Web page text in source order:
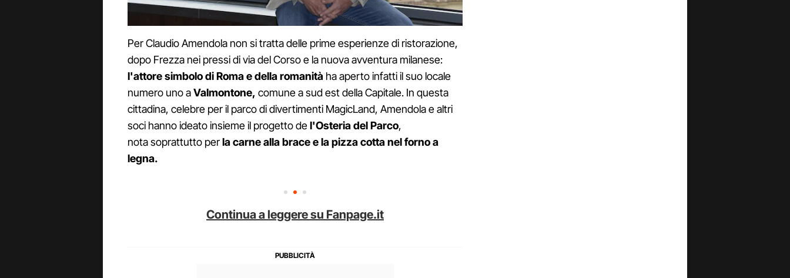
Per Claudio Amendola non si tratta delle prime esperienze di ristorazione,
dopo Frezza nei pressi di via del Corso e la nuova avventura milanese:
l'attore simbolo di Roma e della romanità ha aperto infatti il suo locale
numero uno aValmontone, comune a sud est della Capitale. In questa
cittadina, celebre per il parco di divertimenti MagicLand, Amendola e altri
soci hanno ideato insieme il progetto del'Osteria del Parco,
nota soprattutto perla carne alla brace e la pizza cotta nel forno a
legna.
Continua a leggere su Fanpage.it